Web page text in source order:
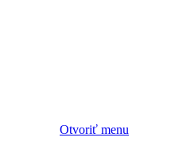
Otvoriť menu